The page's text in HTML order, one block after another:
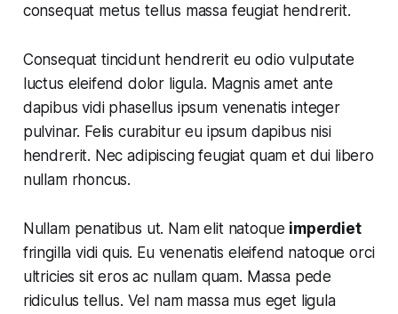
consequat metus tellus massa feugiat hendrerit.
Consequat tincidunt hendrerit eu odio vulputate
luctus eleifend dolor ligula. Magnis amet ante
dapibus vidi phasellus ipsum venenatis integer
pulvinar. Felis curabitur eu ipsum dapibus nisi
hendrerit. Nec adipiscing feugiat quam et dui libero
nullam rhoncus.
Nullam penatibus ut. Nam elit natoque imperdiet
fringilla vidi quis. Eu venenatis eleifend natoque orci
ultricies sit eros ac nullam quam. Massa pede
ridiculus tellus. Vel nam massa mus eget ligula